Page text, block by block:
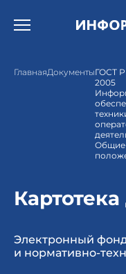
Открыть бургер
ГлавнаяДокументыГОСТ Р
2005
Общие
Электронный
и нормативно-